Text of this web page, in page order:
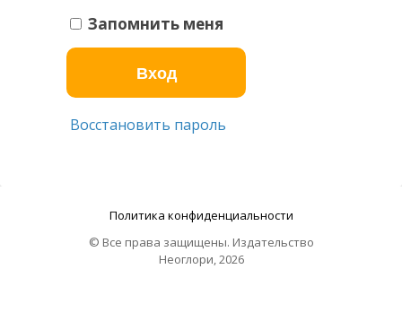
Запомнить меня
Восстановить пароль
Политика конфиденциальности
© Все права защищены. Издательство
Неоглори, 2026